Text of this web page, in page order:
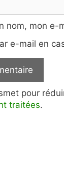
nom, mon
e-mail en
pour
traitées.